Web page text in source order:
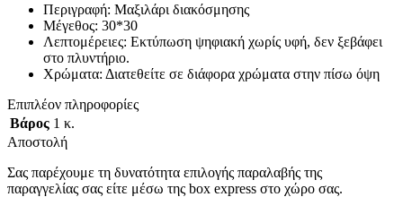
Περιγραφή: Μαξιλάρι διακόσμησης
Μέγεθος: 30*30
Λεπτομέρειες: Εκτύπωση ψηφιακή χωρίς υφή, δεν ξεβάφει
στο πλυντήριο.
Χρώματα: Διατεθείτε σε διάφορα χρώματα στην πίσω όψη
Επιπλέον πληροφορίες
Βάρος 1 κ.
Αποστολή
Σας παρέχουμε τη δυνατότητα επιλογής παραλαβής της
παραγγελίας σας είτε μέσω της box express στο χώρο σας.